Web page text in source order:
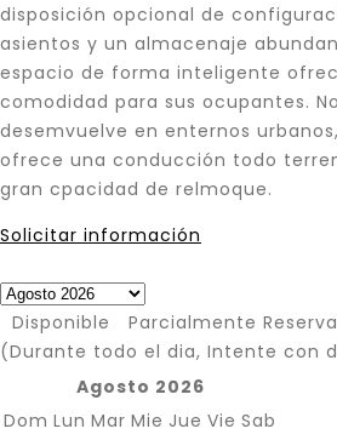
disposición opcional de
asientos y un almacenaje
espacio de forma inteligente
comodidad para sus ocupantes.
desemvuelve en enternos
ofrece una conducción todo
gran cpacidad de relmoque.
Solicitar información
Disponible Parcialmente
(Durante todo el dia, Intente con
Agosto 2026
Dom Lun Mar Mie Jue Vie Sab